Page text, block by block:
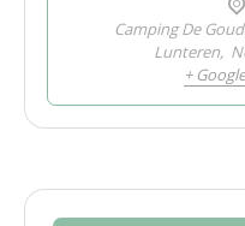
Camping De
Lunteren,
+